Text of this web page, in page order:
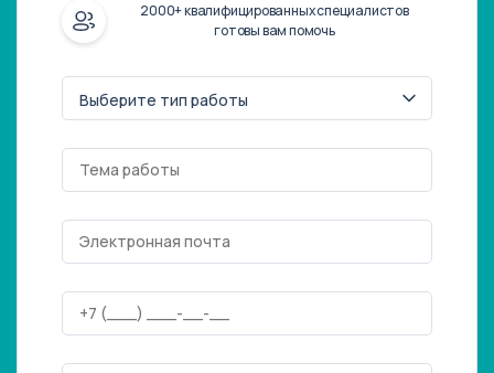
2000+ квалифицированных специалистов
готовы вам помочь